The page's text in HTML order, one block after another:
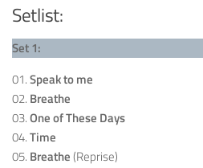
Setlist:
Set 1:
01.Speak to me
02. Breathe
03.One of These Days
04.Time
05. Breathe(Reprise)